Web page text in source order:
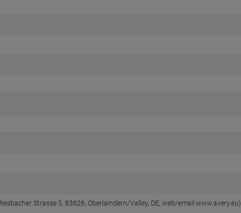
Strasse 5, 83626, Oberlaindern/Valley, DE, web/email:www.avery.eu)